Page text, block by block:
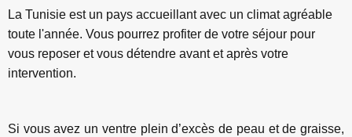
La Tunisie est un pays accueillant avec un climat agréable
toute l'année. Vous pourrez profiter de votre séjour pour
vous reposer et vous détendre avant et après votre
intervention.
Si vous avez un ventre plein d’excès de peau et de graisse,